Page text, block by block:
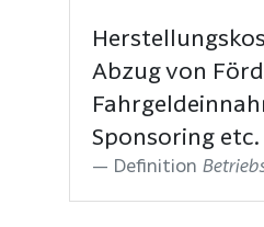
Abzug von
Sponsoring etc.
Definition